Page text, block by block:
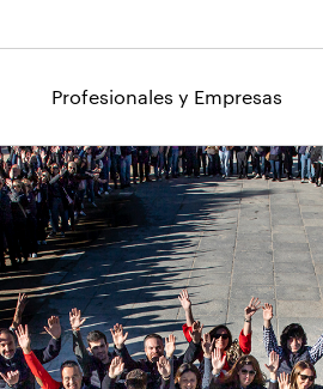
Profesionales y Empresas